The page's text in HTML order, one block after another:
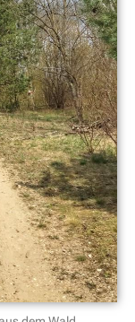
Munition
wenn es dafür
wenn
geht.
mit meiner
panikgeführten
mitten zwischen
Für
gewähren…